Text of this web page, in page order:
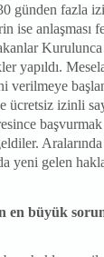
günden fazla
ise anlaşması
Kurulunca
yapıldı.
verilmeye
ücretsiz izinli
Aralarında
yeni gelen
en büyük